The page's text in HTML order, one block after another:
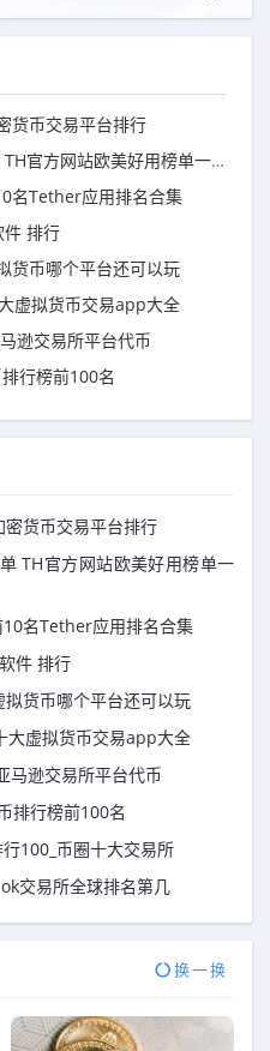
货币交易平台排行
官方网站欧美好用榜单一览
名Tether应用排名合集
件 排行
货币哪个平台还可以玩
虚拟货币交易app大全
逊交易所平台代币
行榜前100名
货币交易平台排行
TH官方网站欧美好用榜单一
10名Tether应用排名合集
件 排行
货币哪个平台还可以玩
大虚拟货币交易app大全
马逊交易所平台代币
排行榜前100名
100_币圈十大交易所
交易所全球排名第几
换一换